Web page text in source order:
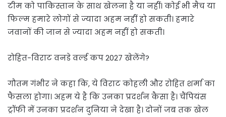
टीम को पाकिस्तान के साथ खेलना है या नहीं। कोई भी मैच या
फिल्म हमारे लोगों से ज्यादा अहम नहीं हो सकती। हमारे
जवानों की जान से ज्यादा अहम नहीं हो सकती।
रोहित-विराट वनडे वर्ल्ड कप 2027 खेलेंगे?
गौतम गंभीर ने कहा कि, ये विराट कोहली और रोहित शर्मा का
फैसला होगा। अहम ये है कि उनका प्रदर्शन कैसा है। चैंपियंस
ट्रॉफी में उनका प्रदर्शन दुनिया ने देखा है। दोनों जब तक खेल